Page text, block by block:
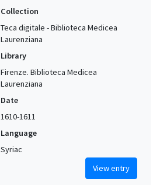
Collection
Teca digitale - Biblioteca Medicea
Laurenziana
Library
Firenze. Biblioteca Medicea
Laurenziana
Date
1610-1611
Language
Syriac
View entry